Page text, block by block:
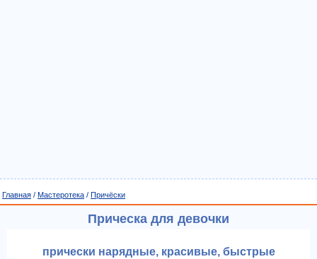
Главная / Мастеротека / Причёски
Прическа для девочки
прически нарядные, красивые, быстрые